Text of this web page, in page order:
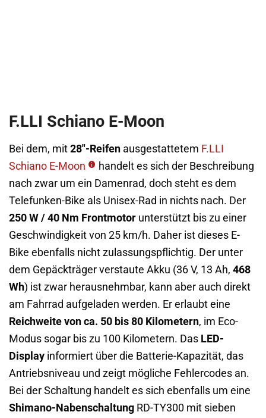
F.LLI Schiano E-Moon
Bei dem, mit 28″-Reifen ausgestattetem F.LLI
Schiano E-Moon
handelt es sich der Beschreibung
nach zwar um ein Damenrad, doch steht es dem
Telefunken-Bike als Unisex-Rad in nichts nach. Der
250 W / 40 Nm Frontmotor unterstützt bis zu einer
Geschwindigkeit von 25 km/h. Daher ist dieses E-
Bike ebenfalls nicht zulassungspflichtig. Der unter
dem Gepäckträger verstaute Akku (36 V, 13 Ah, 468
Wh) ist zwar herausnehmbar, kann aber auch direkt
am Fahrrad aufgeladen werden. Er erlaubt eine
Reichweite von ca. 50 bis 80 Kilometern, im Eco-
Modus sogar bis zu 100 Kilometern. Das LED-
Display informiert über die Batterie-Kapazität, das
Antriebsniveau und zeigt mögliche Fehlercodes an.
Bei der Schaltung handelt es sich ebenfalls um eine
Shimano-Nabenschaltung RD-TY300 mit sieben